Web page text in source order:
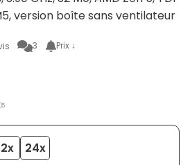
version boîte sans ventilateur
3 Prix ↓
05
24x